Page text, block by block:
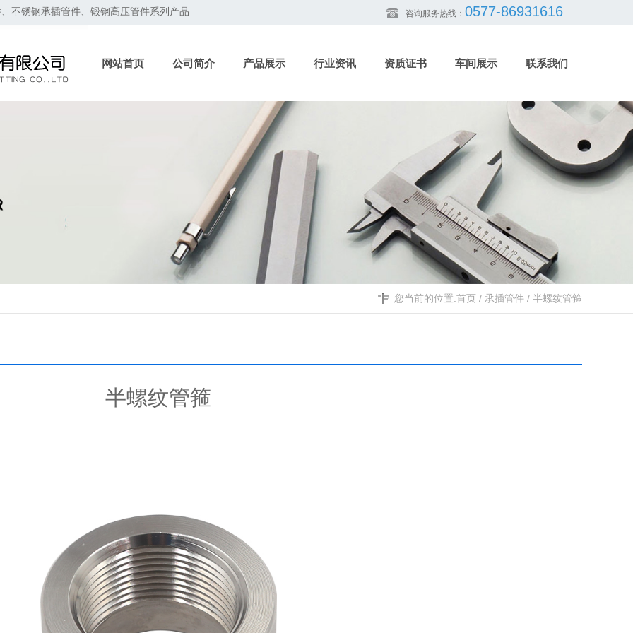
不锈钢承插管件、锻钢高压管件系列产品 咨询服务热线： 0577-86931616
网站首页 公司简介 产品展示 行业资讯 资质证书 车间展示 联系我们
您当前的位置:首页 / 承插管件 / 半螺纹管箍
半螺纹管箍